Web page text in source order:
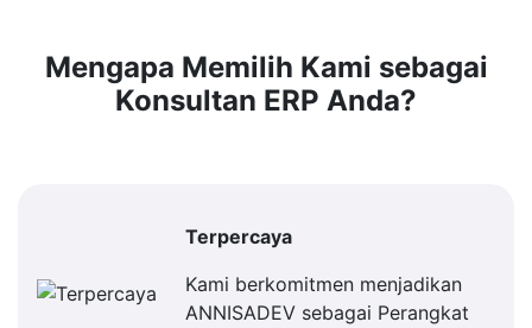
Mengapa Memilih Kami sebagai
Konsultan ERP Anda?
Terpercaya
Kami berkomitmen menjadikan
ANNISADEV sebagai Perangkat